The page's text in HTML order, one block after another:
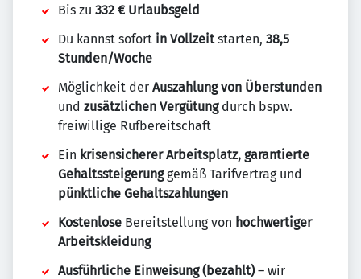
Bis zu 332 € Urlaubsgeld
Du kannst sofort in Vollzeitstarten, 38,5
Stunden/Woche
Möglichkeit der Auszahlung von Überstunden
und zusätzlichen Vergütungdurch bspw.
freiwillige Rufbereitschaft
Ein krisensicherer Arbeitsplatz, garantierte
Gehaltssteigerunggemäß Tarifvertrag und
pünktliche Gehaltszahlungen
Kostenlose Bereitstellung von hochwertiger
Arbeitskleidung
Ausführliche Einweisung (bezahlt)– wir